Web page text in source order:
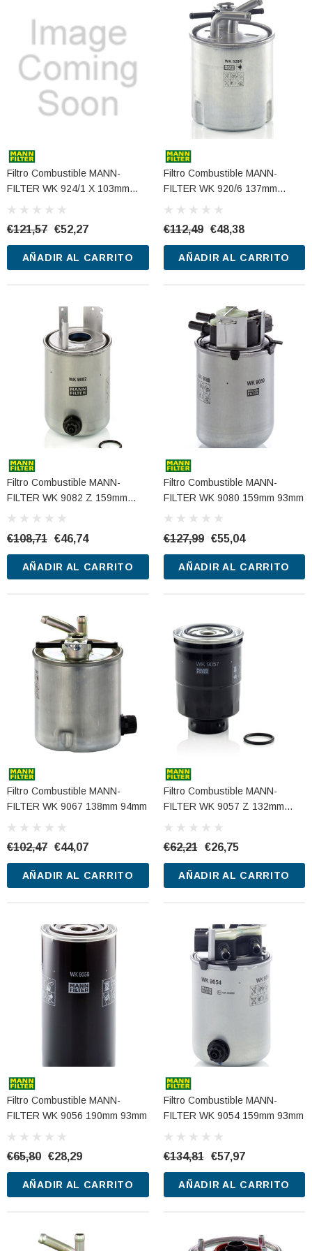
Filtro Combustible MANN-
FILTER WK 924/1 X 103mm
€121,57 €52,27
AÑADIR AL CARRITO
Filtro Combustible MANN-
FILTER WK 920/6 137mm
€112,49 €48,38
AÑADIR AL CARRITO
Filtro Combustible MANN-
FILTER WK 9082 Z 159mm
98mm
€108,71 €46,74
AÑADIR AL CARRITO
Filtro Combustible MANN-
FILTER WK 9080 159mm 93mm
€127,99 €55,04
AÑADIR AL CARRITO
Filtro Combustible MANN-
FILTER WK 9067 138mm 94mm
€102,47 €44,07
AÑADIR AL CARRITO
Filtro Combustible MANN-
FILTER WK 9057 Z 132mm
88mm
€62,21 €26,75
AÑADIR AL CARRITO
Filtro Combustible MANN-
FILTER WK 9056 190mm 93mm
€65,80 €28,29
AÑADIR AL CARRITO
Filtro Combustible MANN-
FILTER WK 9054 159mm 93mm
€134,81 €57,97
AÑADIR AL CARRITO